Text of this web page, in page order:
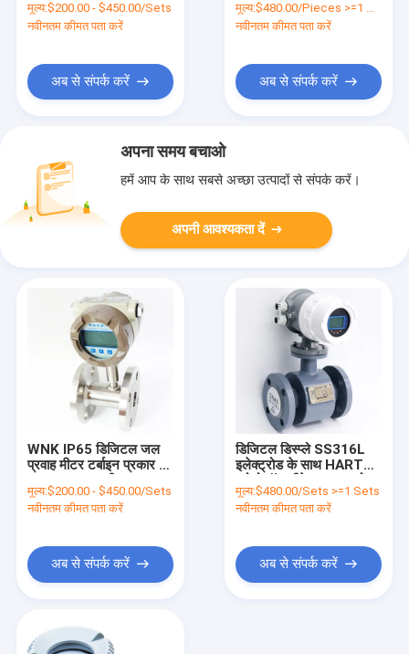
मूल्य:$200.00 - $450.00/Sets
नवीनतम कीमत पता करें
अब से संपर्क करें
मूल्य:$480.00/Pieces >=1 Pieces
नवीनतम कीमत पता करें
अब से संपर्क करें
अपना समय बचाओ
हमें आप के साथ सबसे अच्छा उत्पादों से संपर्क करें।
अपनी आवश्यकता दें
WNK IP65 डिजिटल जल
प्रवाह मीटर टर्बाइन प्रकार 4-
मूल्य:$200.00 - $450.00/Sets
नवीनतम कीमत पता करें
अब से संपर्क करें
डिजिटल डिस्प्ले SS316L
इलेक्ट्रोड के साथ HART
मीटर
मूल्य:$480.00/Sets >=1 Sets
नवीनतम कीमत पता करें
अब से संपर्क करें